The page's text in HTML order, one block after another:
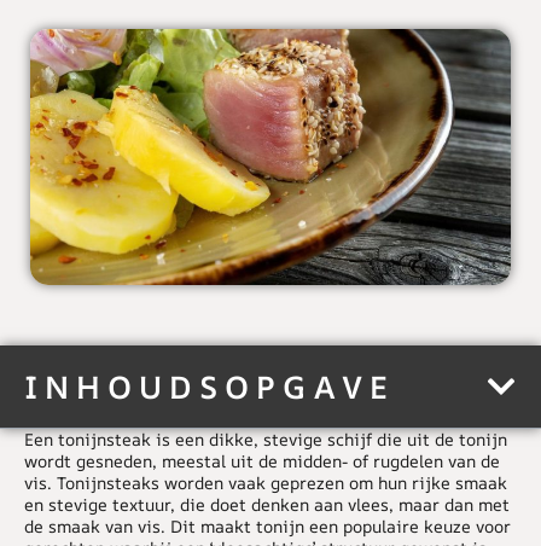
INHOUDSOPGAVE
Eentonijnsteakis een dikke, stevige schijf die uit de tonijn
wordt gesneden, meestal uit de midden- of rugdelen van de
vis. Tonijnsteaks worden vaak geprezen om hun rijke smaak
en stevige textuur, die doet denken aan vlees, maar dan met
de smaak van vis. Dit maakt tonijn een populaire keuze voor